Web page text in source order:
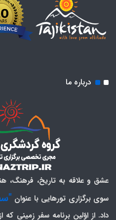
درباره ما
عشق و علاقه به تاریخ، فرهنگ،
سوی برگزاری تورهایی با عنوان
داد. از اوّلین برنامه سفر زمینی